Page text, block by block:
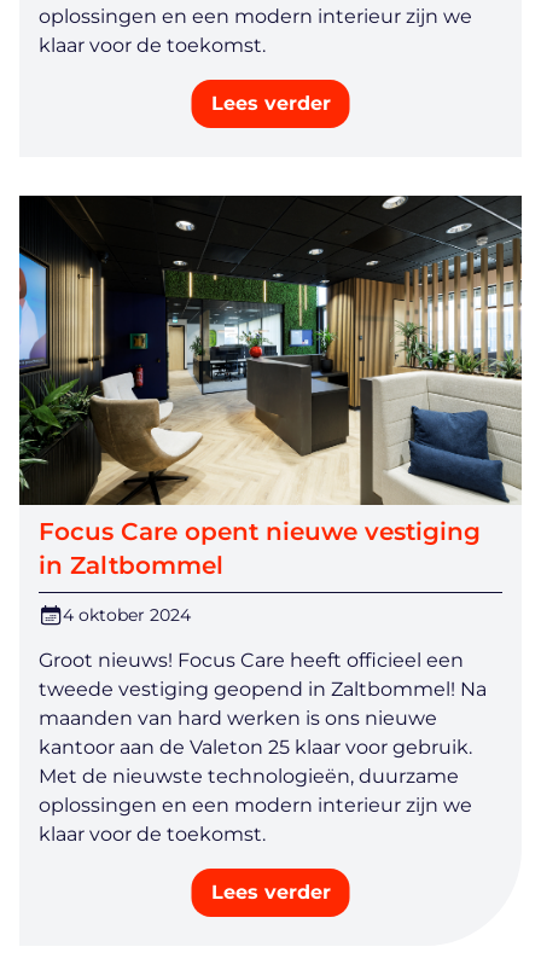
oplossingen en een modern interieur zijn we
klaar voor de toekomst.
Lees verder
Focus Care opent nieuwe vestiging
in Zaltbommel
4 oktober 2024
Groot nieuws! Focus Care heeft officieel een
tweede vestiging geopend in Zaltbommel! Na
maanden van hard werken is ons nieuwe
kantoor aan de Valeton 25 klaar voor gebruik.
Met de nieuwste technologieën, duurzame
oplossingen en een modern interieur zijn we
klaar voor de toekomst.
Lees verder